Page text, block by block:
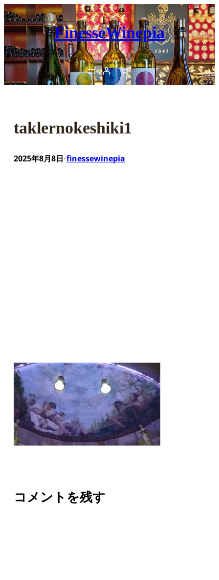
内
容
を
ス
キ
ッ
プ
FinesseWinepia
taklernokeshiki1
2025年8月8日•finessewinepia
コメントを残す